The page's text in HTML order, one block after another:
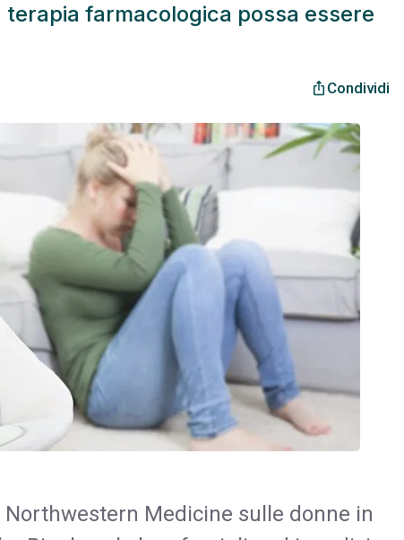
farmacologica possa essere
ios_share Condividi
Medicine sulle donne in